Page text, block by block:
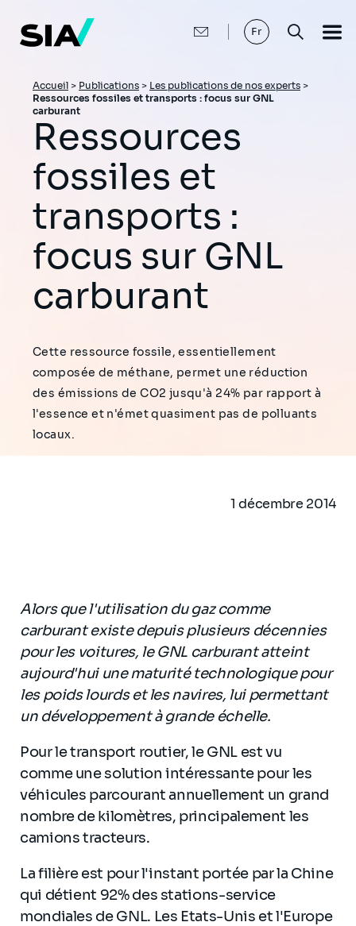
contenu
principal
Fr
Fil
d'Ariane
Accueil > Publications > Les publications de nos experts >
Ressources fossiles et transports : focus sur GNL
carburant
Ressources
fossiles et
transports :
focus sur GNL
carburant
Cette ressource fossile, essentiellement
composée de méthane, permet une réduction
des émissions de CO2 jusqu'à 24% par rapport à
l'essence et n'émet quasiment pas de polluants
locaux.
1 décembre 2014
Alors que l'utilisation du gaz comme
carburant existe depuis plusieurs décennies
pour les voitures, le GNL carburant atteint
aujourd'hui une maturité technologique pour
les poids lourds et les navires, lui permettant
un développement à grande échelle.
Pour le transport routier, le GNL est vu
comme une solution intéressante pour les
véhicules parcourant annuellement un grand
nombre de kilomètres, principalement les
camions tracteurs.
La filière est pour l'instant portée par la Chine
qui détient 92% des stations-service
mondiales de GNL. Les Etats-Unis et l'Europe